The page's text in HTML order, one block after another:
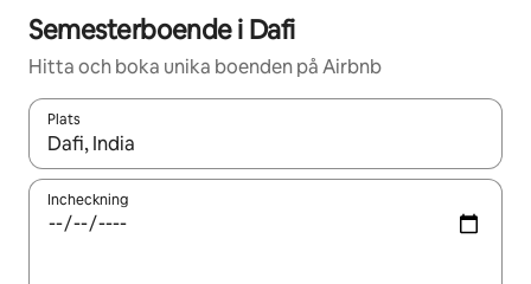
Semesterboende i Dafi
Hitta och boka unika boenden på Airbnb
Plats
När resultaten är tillgängliga kan du navigera med upp- och
Incheckning